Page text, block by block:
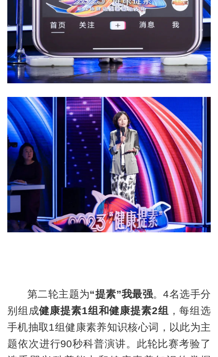
第二轮主题为“提素”我最强。4名选手分
别组成健康提素1组和健康提素2组
，每组选
手机抽取1组健康素养知识核心词，以此为主
题依次进行90秒科普演讲。此轮比赛考验了